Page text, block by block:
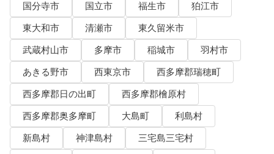
国分寺市
国立市 福生市
狛江市
東大和市
清瀬市
東久留米市
武蔵村山市
多摩市 稲城市
羽村市
あきる野市
西東京市
西多摩郡瑞穂町
西多摩郡日の出町
西多摩郡檜原村
西多摩郡奥多摩町
大島町
利島村
新島村
神津島村
三宅島三宅村